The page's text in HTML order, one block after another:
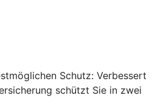
Schutz: Verbessert
schützt Sie in zwei